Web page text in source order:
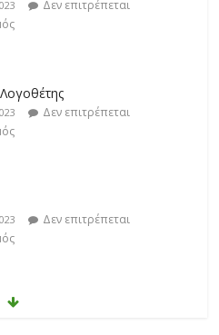
Δεν επιτρέπεται
Δεν επιτρέπεται
Δεν επιτρέπεται
Φέρρης